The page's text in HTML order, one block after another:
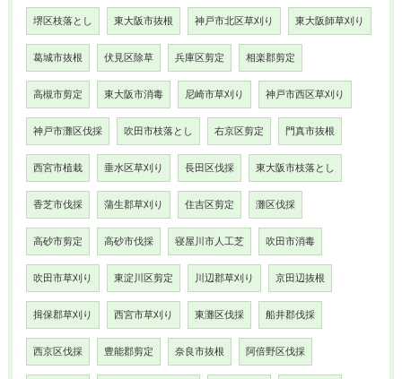
堺区枝落とし 東大阪市抜根 神戸市北区草刈り 東大阪師草刈り
葛城市抜根 伏見区除草 兵庫区剪定 相楽郡剪定
高槻市剪定 東大阪市消毒 尼崎市草刈り 神戸市西区草刈り
神戸市灘区伐採 吹田市枝落とし 右京区剪定 門真市抜根
西宮市植栽 垂水区草刈り 長田区伐採 東大阪市枝落とし
香芝市伐採 蒲生郡草刈り 住吉区剪定 灘区伐採
高砂市剪定 高砂市伐採 寝屋川市人工芝 吹田市消毒
吹田市草刈り 東淀川区剪定 川辺郡草刈り 京田辺抜根
揖保郡草刈り 西宮市草刈り 東灘区伐採 船井郡伐採
西京区伐採 豊能郡剪定 奈良市抜根 阿倍野区伐採